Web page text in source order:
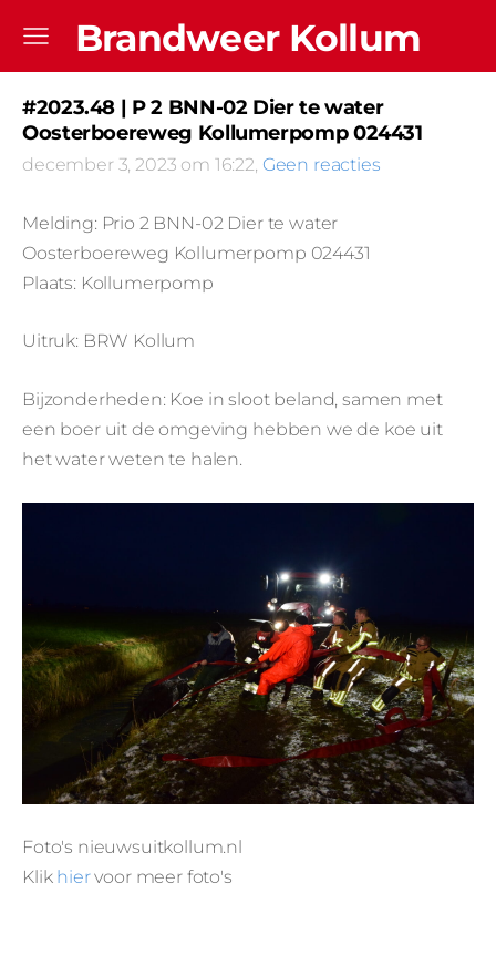
Brandweer Kollum
#2023.48 | P 2 BNN-02 Dier te water
Oosterboereweg Kollumerpomp 024431
december 3, 2023 om 16:22, Geen reacties
Melding: Prio 2 BNN-02 Dier te water
Oosterboereweg Kollumerpomp 024431
Plaats: Kollumerpomp
Uitruk: BRW Kollum
Bijzonderheden: Koe in sloot beland, samen met
een boer uit de omgeving hebben we de koe uit
het water weten te halen.
Foto's nieuwsuitkollum.nl
Klik hiervoor meer foto's